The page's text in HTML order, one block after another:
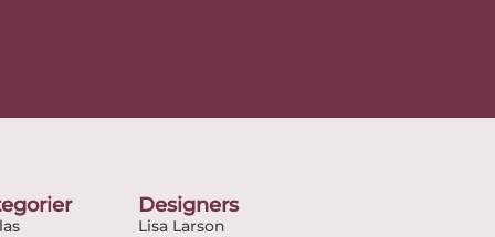
Designers
Lisa Larson